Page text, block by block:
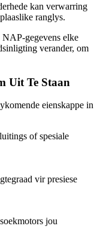
kan verwarring
ranglys.
gegevens elke
verander, om
Uit Te Staan
eienskappe in
of spesiale
vir presiese
jou